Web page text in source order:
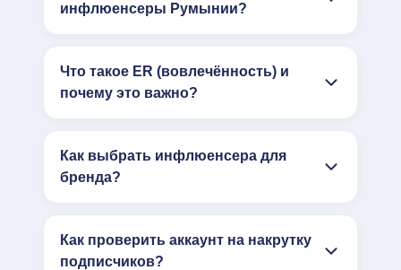
инфлюенсеры Румынии?
Что такое ER (вовлечённость) и
почему это важно?
Как выбрать инфлюенсера для
бренда?
Как проверить аккаунт на накрутку
подписчиков?